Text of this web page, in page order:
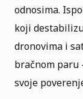
odnosima.
koji
dronovima i
bračnom paru
svoje